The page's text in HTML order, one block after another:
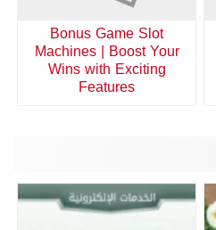
Bonus Game Slot
Machines | Boost Your
Wins with Exciting
Features